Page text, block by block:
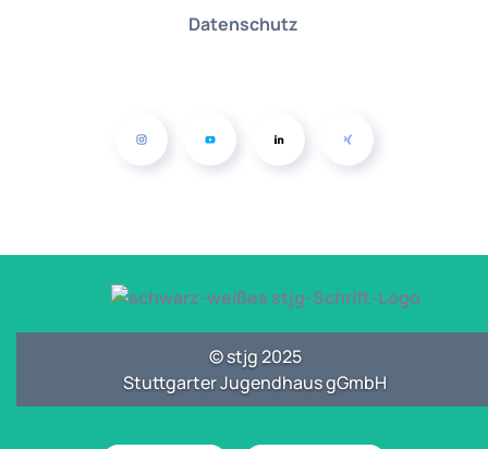
Datenschutz
© stjg 2025
Stuttgarter Jugendhaus gGmbH